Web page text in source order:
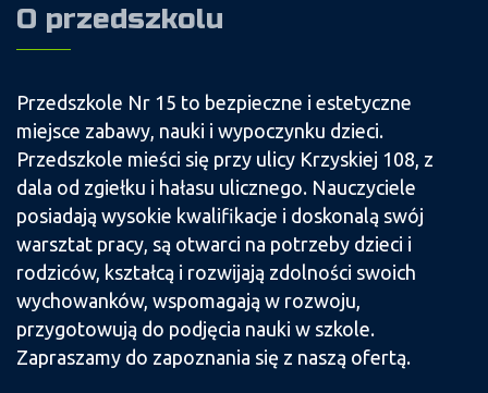
O przedszkolu
Przedszkole Nr 15 to bezpieczne i estetyczne
miejsce zabawy, nauki i wypoczynku dzieci.
Przedszkole mieści się przy ulicy Krzyskiej 108, z
dala od zgiełku i hałasu ulicznego. Nauczyciele
posiadają wysokie kwalifikacje i doskonalą swój
warsztat pracy, są otwarci na potrzeby dzieci i
rodziców, kształcą i rozwijają zdolności swoich
wychowanków, wspomagają w rozwoju,
przygotowują do podjęcia nauki w szkole.
Zapraszamy do zapoznania się z naszą ofertą.